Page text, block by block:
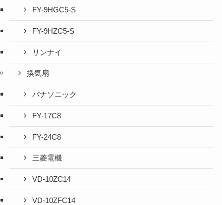
FY-9HGC5-S
FY-9HZC5-S
リンナイ
換気扇
パナソニック
FY-17C8
FY-24C8
三菱電機
VD-10ZC14
VD-10ZFC14